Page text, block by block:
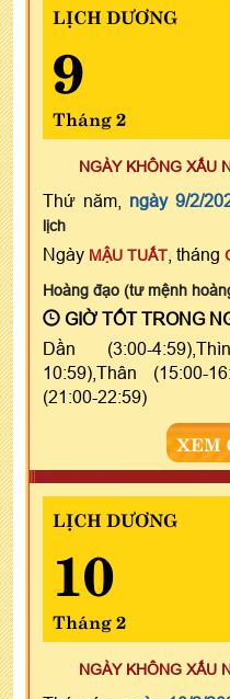
LỊCH DƯƠNG
9
Tháng 2
NGÀY KHÔNG XẤU
Thứ năm, ngày 9/2/
lịch
Ngày MẬU TUẤT , tháng
Hoàng đạo (tư mệnh
GIỜ TỐT TRONG
Dần (3:00-
10:59),Thân (15:00-
(21:00-22:59)
XEM
LỊCH DƯƠNG
10
Tháng 2
NGÀY KHÔNG XẤU